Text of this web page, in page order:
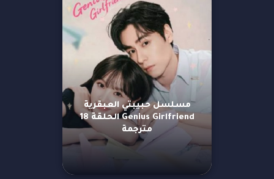
مسلسل حبيبتي العبقرية
Genius Girlfriend الحلقة 18
مترجمة